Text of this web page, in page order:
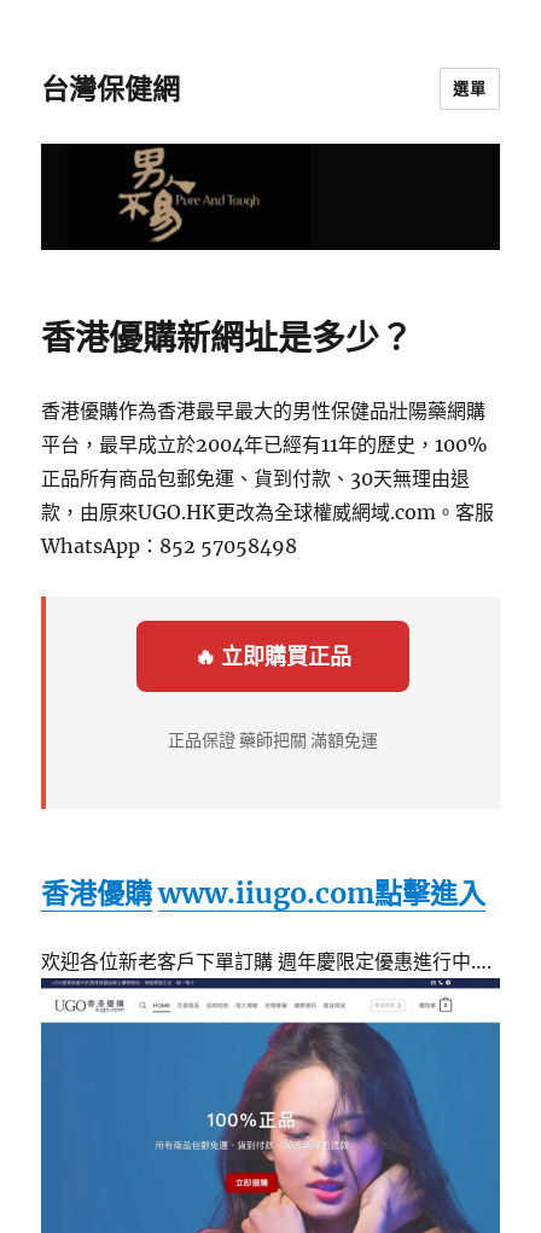
台灣保健網 選單
香港優購新網址是多少？
香港優購作為香港最早最大的男性保健品壯陽藥網購
平台，最早成立於2004年已經有11年的歷史，100%
正品所有商品包郵免運、貨到付款、30天無理由退
款，由原來UGO.HK更改為全球權威網域.com。客服
WhatsApp：852 57058498
🔥 立即購買正品
正品保證 藥師把關 滿額免運
香港優購www.iiugo.com點擊進入
欢迎各位新老客戶下單訂購 週年慶限定優惠進行中….